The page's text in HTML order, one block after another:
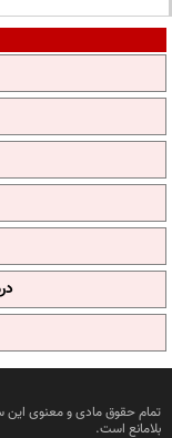
تمام حقوق مادی و معنوی این
بلامانع است.